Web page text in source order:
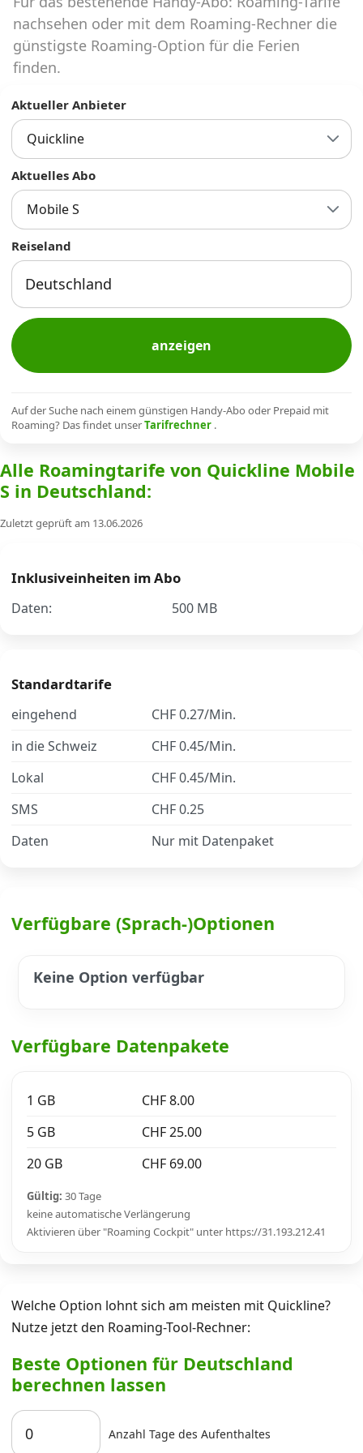
Abos für Tablets, Hotspots und Smart
Watches
Infos
Alle Anbieter
Handy-Abo-Aktionen
Handy-Abo kündigen oder
Alle Mobile-Vergleiche
Internet, TV, Telefon
Kombi-Angebote
News
Über uns
Datenschutz Impressum
nachsehen oder mit dem Roaming-Rechner die
günstigste Roaming-Option für die Ferien
finden.
Aktueller Anbieter
Quickline
Aktuelles Abo
Mobile S
Reiseland
anzeigen
Auf der Suche nach einem günstigen Handy-Abo oder Prepaid mit
Roaming? Das findet unserTarifrechner .
Alle Roamingtarife von Quickline Mobile
S in Deutschland:
Zuletzt geprüft am 13.06.2026
Inklusiveinheiten im Abo
Daten: 500 MB
Standardtarife
eingehend
CHF 0.27/Min.
in die Schweiz
CHF 0.45/Min.
Lokal
CHF 0.45/Min.
SMS
CHF 0.25
Daten
Nur mit Datenpaket
Verfügbare (Sprach-)Optionen
Keine Option verfügbar
Verfügbare Datenpakete
1 GB
CHF 8.00
5 GB
CHF 25.00
20 GB
CHF 69.00
Gültig: 30 Tage
keine automatische Verlängerung
Aktivieren über "Roaming Cockpit" unter https://31.193.212.41
Welche Option lohnt sich am meisten mit Quickline?
Nutze jetzt den Roaming-Tool-Rechner:
Beste Optionen für Deutschland
berechnen lassen
Anzahl Tage des Aufenthaltes